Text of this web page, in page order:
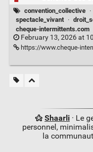
convention_collective ·
spectacle_vivant
·
cheque-intermittents.com
February 13, 2026 at
https://www.cheque-
Shaarli· Le
personnel,
la